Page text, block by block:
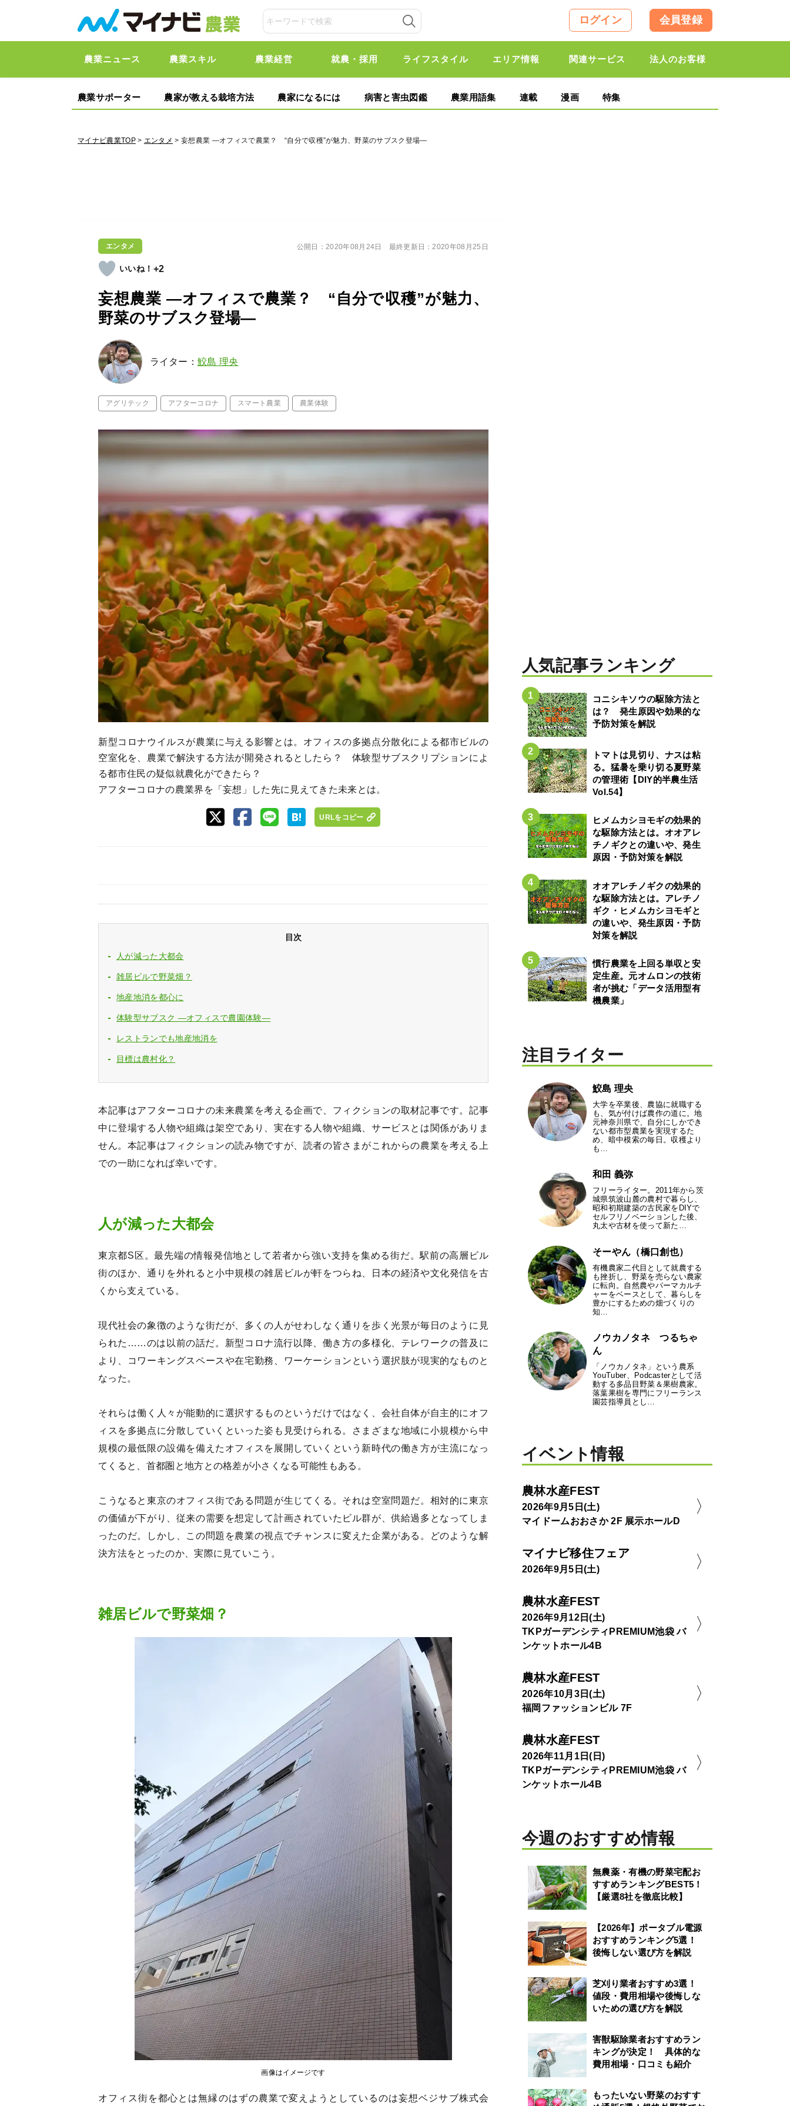
ログイン 会員登録
農業ニュース 農業スキル 農業経営 就農・採用 ライフスタイル エリア情報 関連サービス 法人のお客様
農業サポーター 農家が教える栽培方法 農家になるには 病害と害虫図鑑 農業用語集 連載 漫画 特集
マイナビ農業TOP> エンタメ > 妄想農業 ―オフィスで農業？ “自分で収穫”が魅力、野菜のサブスク登場―
エンタメ
+2
妄想農業 ―オフィスで農業？ “自分で収穫”が魅力、
野菜のサブスク登場―
ライター：鮫島 理央
アグリテック アフターコロナ スマート農業 農業体験
公開日：2020年08月24日 最終更新日：2020年08月25日
新型コロナウイルスが農業に与える影響とは。オフィスの多拠点分散化による都市ビルの
空室化を、農業で解決する方法が開発されるとしたら？ 体験型サブスクリプションによ
る都市住民の疑似就農化ができたら？
アフターコロナの農業界を「妄想」した先に見えてきた未来とは。
URLをコピー
目次
人が減った大都会
雑居ビルで野菜畑？
地産地消を都心に
体験型サブスク ―オフィスで農園体験―
レストランでも地産地消を
目標は農村化？
本記事はアフターコロナの未来農業を考える企画で、フィクションの取材記事です。記事
中に登場する人物や組織は架空であり、実在する人物や組織、サービスとは関係がありま
せん。本記事はフィクションの読み物ですが、読者の皆さまがこれからの農業を考える上
での一助になれば幸いです。
人が減った大都会
東京都S区。最先端の情報発信地として若者から強い支持を集める街だ。駅前の高層ビル
街のほか、通りを外れると小中規模の雑居ビルが軒をつらね、日本の経済や文化発信を古
くから支えている。
現代社会の象徴のような街だが、多くの人がせわしなく通りを歩く光景が毎日のように見
られた……のは以前の話だ。新型コロナ流行以降、働き方の多様化、テレワークの普及に
より、コワーキングスペースや在宅勤務、ワーケーションという選択肢が現実的なものと
なった。
それらは働く人々が能動的に選択するものというだけではなく、会社自体が自主的にオフ
ィスを多拠点に分散していくといった姿も見受けられる。さまざまな地域に小規模から中
規模の最低限の設備を備えたオフィスを展開していくという新時代の働き方が主流になっ
てくると、首都圏と地方との格差が小さくなる可能性もある。
こうなると東京のオフィス街である問題が生じてくる。それは空室問題だ。相対的に東京
の価値が下がり、従来の需要を想定して計画されていたビル群が、供給過多となってしま
ったのだ。しかし、この問題を農業の視点でチャンスに変えた企業がある。どのような解
決方法をとったのか、実際に見ていこう。
雑居ビルで野菜畑？
画像はイメージです
オフィス街を都心とは無縁のはずの農業で変えようとしているのは妄想ベジサブ株式会
人気記事ランキング
コニシキソウの駆除方法と
は？ 発生原因や効果的な
予防対策を解説
トマトは見切り、ナスは粘
る。猛暑を乗り切る夏野菜
の管理術【DIY的半農生活
Vol.54】
ヒメムカシヨモギの効果的
な駆除方法とは。オオアレ
チノギクとの違いや、発生
原因・予防対策を解説
オオアレチノギクの効果的
な駆除方法とは。アレチノ
ギク・ヒメムカシヨモギと
の違いや、発生原因・予防
対策を解説
慣行農業を上回る単収と安
定生産。元オムロンの技術
者が挑む「データ活用型有
機農業」
注目ライター
鮫島 理央
大学を卒業後、農協に就職する
も、気が付けば農作の道に。地
元神奈川県で、自分にしかでき
ない都市型農業を実現するた
め、暗中模索の毎日。収穫より
も…
和田 義弥
フリーライター。2011年から茨
城県筑波山麓の農村で暮らし、
昭和初期建築の古民家をDIYで
セルフリノベーションした後、
丸太や古材を使って新た…
そーやん（橋口創也）
有機農家二代目として就農する
も挫折し、野菜を売らない農家
に転向。自然農やパーマカルチ
ャーをベースとして、暮らしを
豊かにするための畑づくりの
知…
ノウカノタネ つるちゃ
ん
「ノウカノタネ」という農系
YouTuber、Podcasterとして活
動する多品目野菜＆果樹農家。
落葉果樹を専門にフリーランス
園芸指導員とし…
イベント情報
農林水産FEST
2026年9月5日(土)
マイドームおおさか 2F 展示ホールD
マイナビ移住フェア
2026年9月5日(土)
農林水産FEST
2026年9月12日(土)
TKPガーデンシティPREMIUM池袋 バ
ンケットホール4B
農林水産FEST
2026年10月3日(土)
福岡ファッションビル 7F
農林水産FEST
2026年11月1日(日)
TKPガーデンシティPREMIUM池袋 バ
ンケットホール4B
今週のおすすめ情報
無農薬・有機の野菜宅配お
すすめランキングBEST5！
【厳選8社を徹底比較】
【2026年】ポータブル電源
おすすめランキング5選！
後悔しない選び方を解説
芝刈り業者おすすめ3選！
値段・費用相場や後悔しな
いための選び方を解説
害獣駆除業者おすすめラン
キングが決定！ 具体的な
費用相場・口コミも紹介
もったいない野菜のおすす